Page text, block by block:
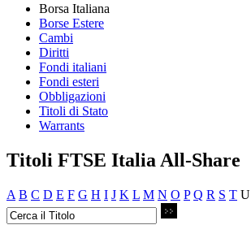
Borsa Italiana
Borse Estere
Cambi
Diritti
Fondi italiani
Fondi esteri
Obbligazioni
Titoli di Stato
Warrants
Titoli FTSE Italia All-Share
A B C D E F G H I J K L M N O P Q R S T U